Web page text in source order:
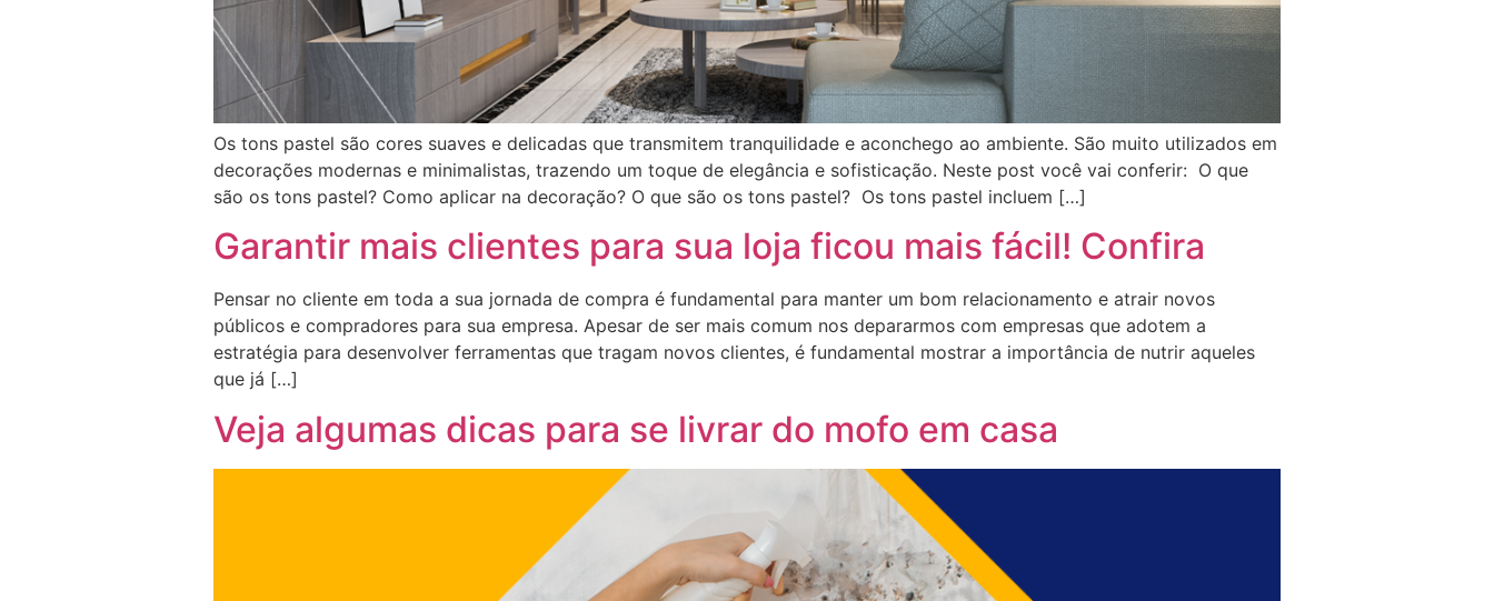
Os tons pastel são cores suaves e delicadas que transmitem tranquilidade e aconchego ao ambiente. São muito utilizados em
decorações modernas e minimalistas, trazendo um toque de elegância e sofisticação. Neste post você vai conferir: O que
são os tons pastel? Como aplicar na decoração? O que são os tons pastel? Os tons pastel incluem […]
Garantir mais clientes para sua loja ficou mais fácil! Confira
Pensar no cliente em toda a sua jornada de compra é fundamental para manter um bom relacionamento e atrair novos
públicos e compradores para sua empresa. Apesar de ser mais comum nos depararmos com empresas que adotem a
estratégia para desenvolver ferramentas que tragam novos clientes, é fundamental mostrar a importância de nutrir aqueles
que já […]
Veja algumas dicas para se livrar do mofo em casa